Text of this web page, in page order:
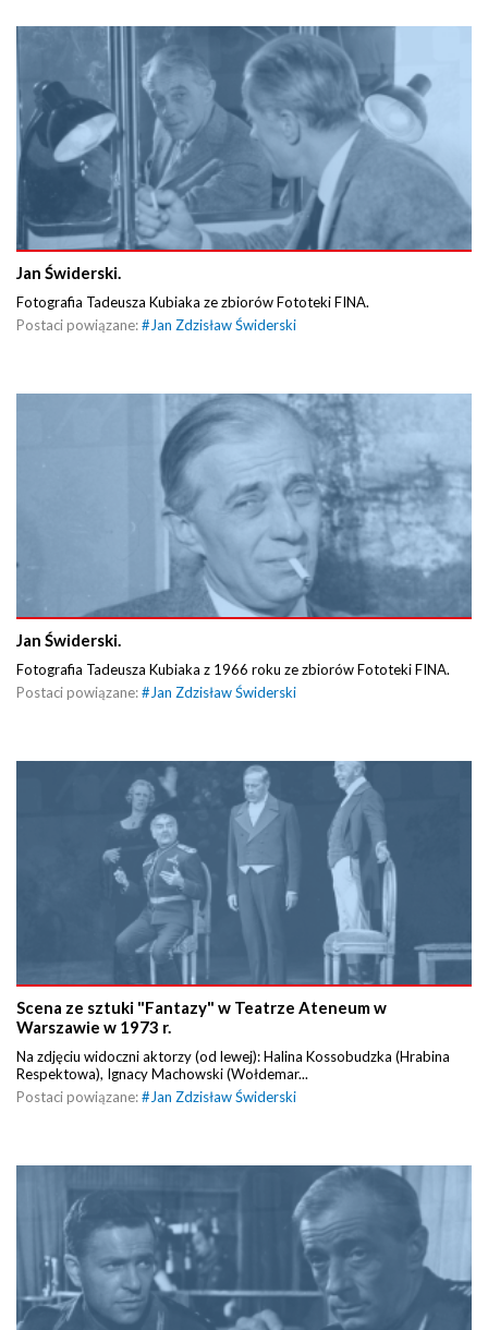
Jan Świderski.
Fotografia Tadeusza Kubiaka ze zbiorów Fototeki FINA.
Postaci powiązane:# Jan Zdzisław Świderski
Jan Świderski.
Fotografia Tadeusza Kubiaka z 1966 roku ze zbiorów Fototeki FINA.
Postaci powiązane:# Jan Zdzisław Świderski
Scena ze sztuki "Fantazy" w Teatrze Ateneum w
Warszawie w 1973 r.
Na zdjęciu widoczni aktorzy (od lewej): Halina Kossobudzka (Hrabina
Respektowa), Ignacy Machowski (Wołdemar...
Postaci powiązane:#Jan Zdzisław Świderski